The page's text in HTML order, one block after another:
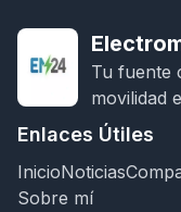
Tu fuente
movilidad
Enlaces Útiles
InicioNoticias
Sobre mí